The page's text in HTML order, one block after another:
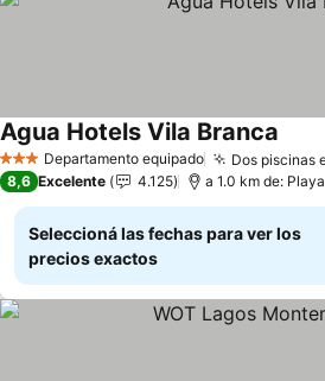
3 EstrellasDepartamento equipado Dos piscinas
Agua Hotels Vila Branca
8,6 Excelente 4.125 a 1.0 km de:
Seleccioná las fechas para ver los
precios exactos